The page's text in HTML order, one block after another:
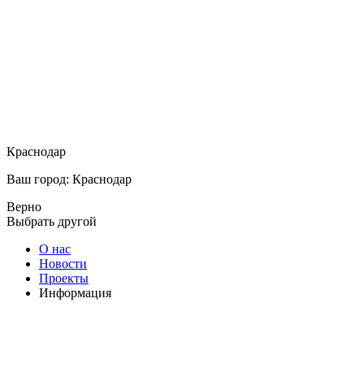
Краснодар
Ваш город: Краснодар
Верно
Выбрать другой
О нас
Новости
Проекты
Информация